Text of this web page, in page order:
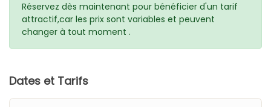
Réservez dès maintenant pour bénéficier d'un tarif
attractif,car les prix sont variables et peuvent
changer à tout moment .
Dates et Tarifs